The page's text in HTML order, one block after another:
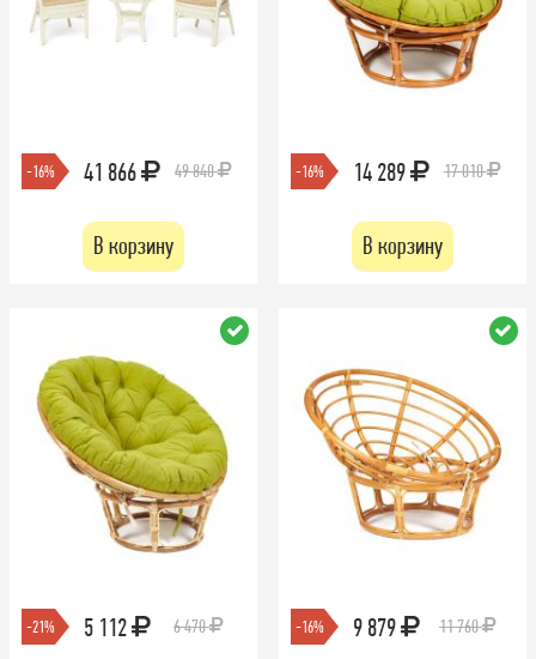
-16% 41 866 49 840
В корзину
-16% 14 289 17 010
В корзину
-21% 5 112 6 470 -16% 9 879 11 760